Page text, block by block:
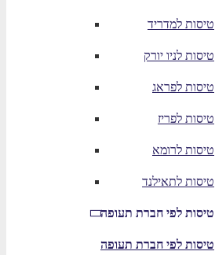
טיסות למדריד
טיסות לניו יורק
טיסות לפראג
טיסות לפריז
טיסות לרומא
טיסות לתאילנד
טיסות לפי חברת תעופה
טיסות לפי חברת תעופה